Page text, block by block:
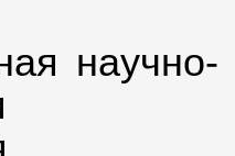
научно-